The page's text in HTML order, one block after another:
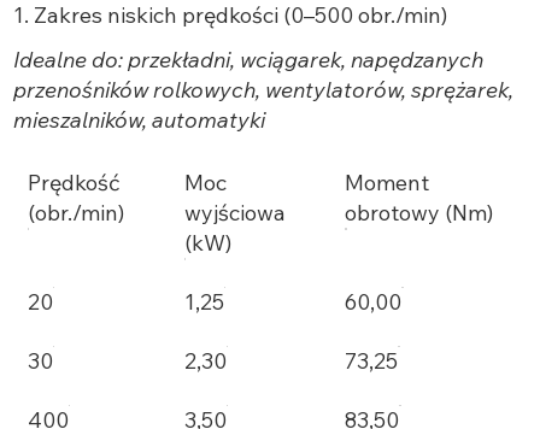
1. Zakres niskich prędkości (0–500 obr./min)
Idealne do: przekładni, wciągarek, napędzanych
przenośników rolkowych, wentylatorów, sprężarek,
mieszalników, automatyki
Prędkość
(obr./min)
Moc
wyjściowa
(kW)
Moment
obrotowy (Nm)
20 1,25 60,00
30 2,30 73,25
400 3,50 83,50